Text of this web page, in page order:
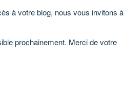
à votre blog, nous vous invitons à
prochainement. Merci de votre